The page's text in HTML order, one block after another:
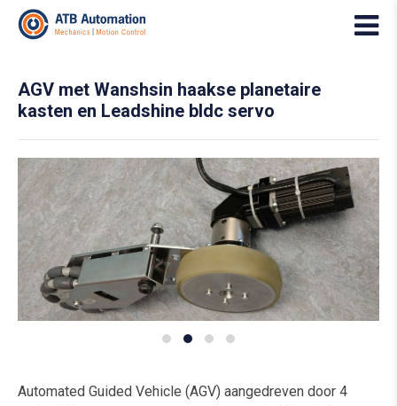
AGV met Wanshsin haakse planetaire
kasten en Leadshine bldc servo
Automated Guided Vehicle (AGV) aangedreven door 4